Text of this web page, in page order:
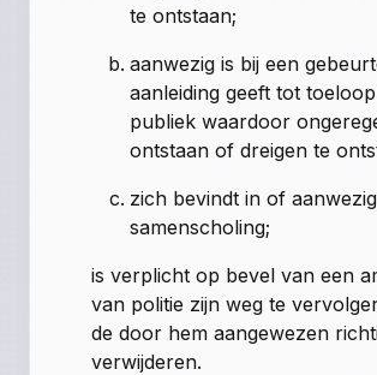
te ontstaan;
aanwezig is bij een
aanleiding geeft tot
publiek waardoor
ontstaan of dreigen te
zich bevindt in of
samenscholing;
is verplicht op bevel van een
van politie zijn weg te
de door hem aangewezen
verwijderen.